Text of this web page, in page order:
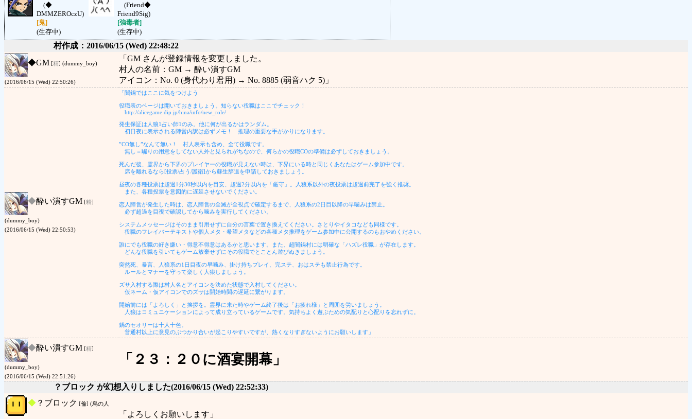
(◆
DMMZEROczU)
[鬼]
(生存中)
(Friend◆
Friend9Sig)
[強毒者]
(生存中)
村作成：2016/06/15 (Wed) 22:48:22
◆GM [精] (dummy_boy)
(2016/06/15 (Wed) 22:50:26)
「GM さんが登録情報を変更しました。
村人の名前：GM → 酔い潰すGM
アイコン：No. 0 (身代わり君用) → No. 8885 (弱音ハク 5)」
◆酔い潰すGM [精]
(dummy_boy)
(2016/06/15 (Wed) 22:50:53)
「闇鍋ではここに気をつけよう
役職表のページは開いておきましょう。知らない役職はここでチェック！
http://alicegame.dip.jp/hina/info/new_role/
発生保証は人狼1占い師1のみ。他に何が出るかはランダム。
初日夜に表示される陣営内訳は必ずメモ！ 推理の重要な手がかりになります。
”CO無し”なんて無い！ 村人表示も含め、全て役職です。
無し＝騙りの用意をしてない人外と見られがちなので、何らかの役職COの準備は必ずしておきましょう。
死んだ後、霊界から下界のプレイヤーの役職が見えない時は、下界にいる時と同じくあなたはゲーム参加中です。
席を離れるなら[投票/占う/護衛]から蘇生辞退を申請しておきましょう。
昼夜の各種投票は超過1分30秒以内を目安、超過2分以内を「厳守」。人狼系以外の夜投票は超過前完了を強く推奨。
また、各種投票を意図的に遅延させないでください。
恋人陣営が発生した時は、恋人陣営の全滅が全視点で確定するまで、人狼系の2日目以降の早噛みは禁止。
必ず超過を目視で確認してから噛みを実行してください。
システムメッセージはそのまま引用せずに自分の言葉で置き換えてください。さとりやイタコなども同様です。
役職のフレイバーテキストや個人メタ・希望メタなどの各種メタ推理をゲーム参加中に公開するのもおやめください。
誰にでも役職の好き嫌い・得意不得意はあるかと思います。また、超闇鍋村には明確な「ハズレ役職」が存在します。
どんな役職を引いてもゲーム放棄せずにその役職でとことん遊びぬきましょう。
突然死、暴言、人狼系の1日目夜の早噛み、掛け持ちプレイ、完ステ、おはステも禁止行為です。
ルールとマナーを守って楽しく人狼しましょう。
ズサ入村する際は村人名とアイコンを決めた状態で入村してください。
仮ネーム・仮アイコンでのズサは開始時間の遅延に繋がります。
開始前には「よろしく」と挨拶を。霊界に来た時やゲーム終了後は「お疲れ様」と周囲を労いましょう。
人狼はコミュニケーションによって成り立っているゲームです。気持ちよく遊ぶための気配りと心配りを忘れずに。
鍋のセオリーは十人十色。
普通村以上に意見のぶつかり合いが起こりやすいですが、熱くなりすぎないようにお願いします」
◆酔い潰すGM [精]
(dummy_boy)
(2016/06/15 (Wed) 22:51:26)
「２３：２０に酒宴開幕」
？ブロック が幻想入りしました(2016/06/15 (Wed) 22:52:33)
◆ ？ブロック [倫] (烏の人
「よろしくお願いします」